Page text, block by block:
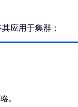
应用于集群：
。